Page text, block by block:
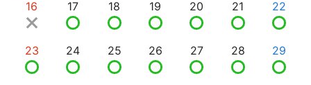
16 17 18 19 20 21 22
23 24 25 26 27 28 29